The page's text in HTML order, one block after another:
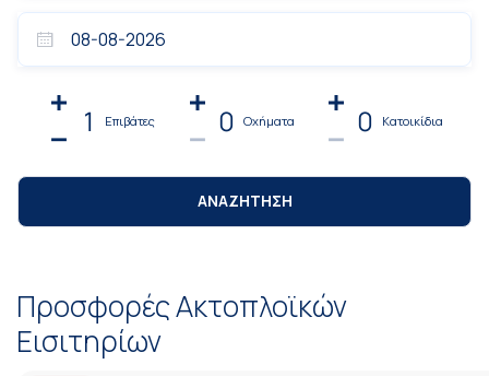
1 Επιβάτες 0 Οχήματα 0 Κατοικίδια
ΑΝΑΖΗΤΗΣΗ
Προσφορές Ακτοπλοϊκών
Εισιτηρίων